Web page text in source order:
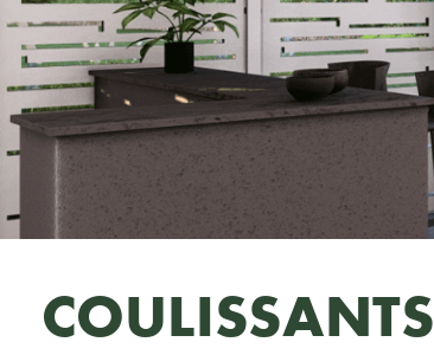
COULISSANTS